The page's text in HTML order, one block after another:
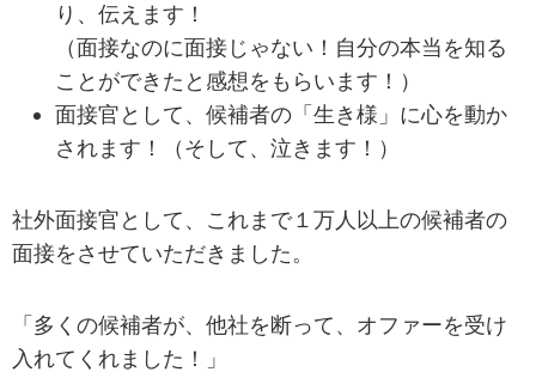
り、伝えます！
（面接なのに面接じゃない！自分の本当を知る
ことができたと感想をもらいます！）
面接官として、候補者の「生き様」に心を動か
されます！（そして、泣きます！）
社外面接官として、これまで１万人以上の候補者の
面接をさせていただきました。
「多くの候補者が、他社を断って、オファーを受け
入れてくれました！」